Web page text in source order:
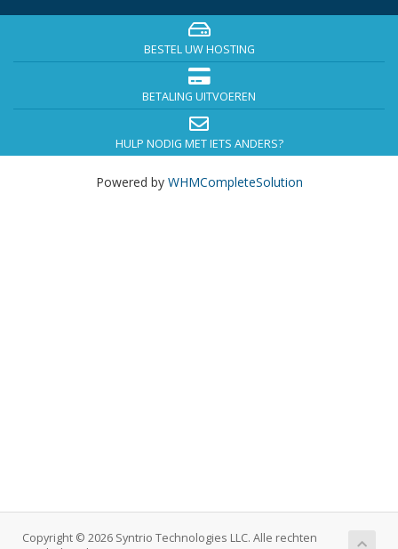
BESTEL UW HOSTING
BETALING UITVOEREN
HULP NODIG MET IETS ANDERS?
Powered by WHMCompleteSolution
Copyright © 2026 Syntrio Technologies LLC. Alle rechten